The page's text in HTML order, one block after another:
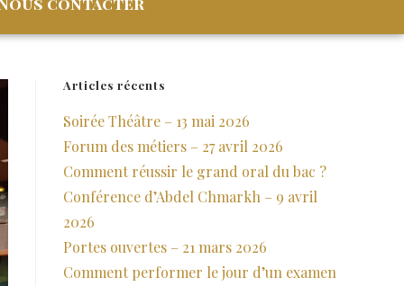
Articles récents
Soirée Théâtre – 13 mai 2026
Forum des métiers – 27 avril 2026
Comment réussir le grand oral du bac ?
Conférence d’Abdel Chmarkh – 9 avril
2026
Portes ouvertes – 21 mars 2026
Comment performer le jour d’un examen